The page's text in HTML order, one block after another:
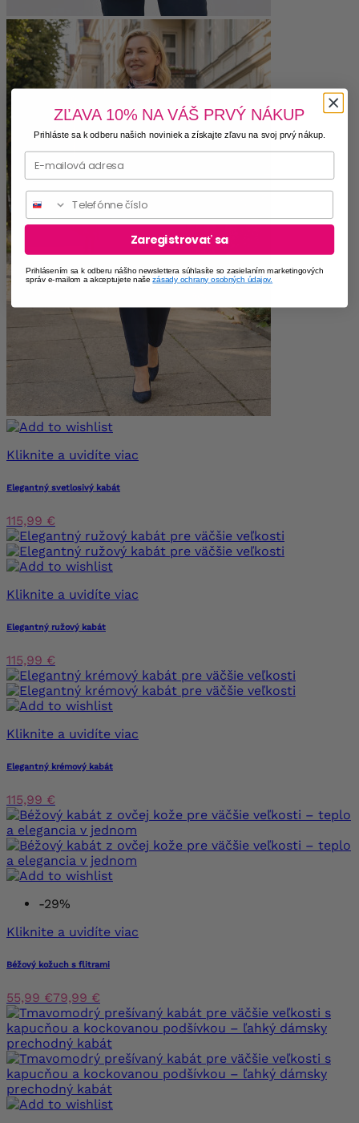
Kliknite a uvidíte viac
Elegantný svetlosivý kabát
115,99 €
Kliknite a uvidíte viac
Elegantný ružový kabát
115,99 €
Kliknite a uvidíte viac
Elegantný krémový kabát
115,99 €
-29%
Kliknite a uvidíte viac
Béžový kožuch s flitrami
55,99 €79,99 €
ZĽAVA 10% NA VÁŠ PRVÝ NÁKUP
Prihláste sa k odberu našich noviniek a získajte zľavu na svoj prvý nákup.
Zaregistrovať sa
Prihlásením sa k odberu nášho newslettera súhlasíte so zasielaním marketingových
správ e-mailom a akceptujete našezásady ochrany osobných údajov.